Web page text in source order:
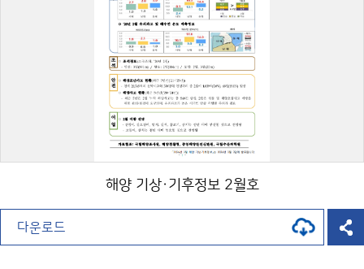
해양 기상·기후정보 2월호
다운로드